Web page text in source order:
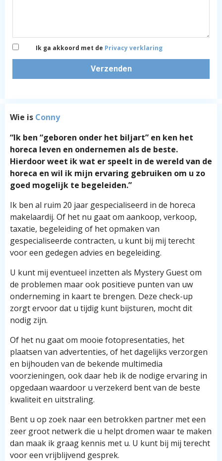
Ik ga akkoord met de Privacy verklaring
Verzenden
Wie is Conny
“Ik ben “geboren onder het biljart” en ken het
horeca leven en ondernemen als de beste.
Hierdoor weet ik wat er speelt in de wereld van de
horeca en wil ik mijn ervaring gebruiken om u zo
goed mogelijk te begeleiden.”
Ik ben al ruim 20 jaar gespecialiseerd in de horeca
makelaardij. Of het nu gaat om aankoop, verkoop,
taxatie, begeleiding of het opmaken van
gespecialiseerde contracten, u kunt bij mij terecht
voor een gedegen advies en begeleiding.
U kunt mij eventueel inzetten als Mystery Guest om
de problemen maar ook positieve punten van uw
onderneming in kaart te brengen. Deze check-up
zorgt ervoor dat u tijdig kunt bijsturen, mocht dit
nodig zijn.
Of het nu gaat om mooie fotopresentaties, het
plaatsen van advertenties, of het dagelijks verzorgen
en bijhouden van de bekende multimedia
voorzieningen, ook daar heb ik de nodige ervaring in
opgedaan waardoor u verzekerd bent van de beste
kwaliteit en uitstraling.
Bent u op zoek naar een betrokken partner met een
zeer groot netwerk die u helpt dromen waar te maken
dan maak ik graag kennis met u. U kunt bij mij terecht
voor een vrijblijvend gesprek.